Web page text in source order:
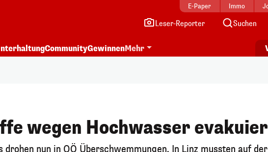
E-Paper Immo
Leser-Reporter Suchen
CommunityGewinnenMehr
wegen Hochwasser
drohen nun in OÖ Überschwemmungen. In Linz mussten auf der